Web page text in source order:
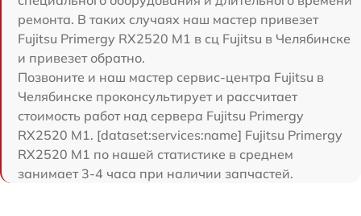
ремонта. В таких случаях наш мастер привезет
Fujitsu Primergy RX2520 M1 в сц Fujitsu в Челябинске
и привезет обратно.
Позвоните и наш мастер сервис-центра Fujitsu в
Челябинске проконсультирует и рассчитает
стоимость работ над сервера Fujitsu Primergy
RX2520 M1. [dataset:services:name] Fujitsu Primergy
RX2520 M1 по нашей статистике в среднем
занимает 3-4 часа при наличии запчастей.